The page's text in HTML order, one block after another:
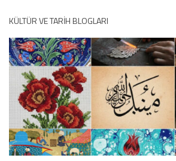
KÜLTÜR VE TARIH BLOGLARI